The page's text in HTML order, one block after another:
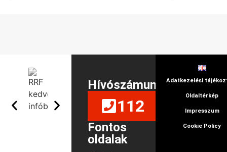
Hívószámunk
112
Fontos
oldalak
Adatkezelési
Oldaltérkép
Impresszum
Cookie Policy